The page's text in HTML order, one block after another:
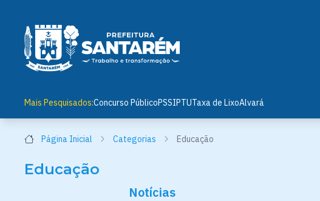
Mais Pesquisados:Concurso PúblicoPSSIPTUTaxa de LixoAlvará
Página Inicial Categorias Educação
Educação
Notícias